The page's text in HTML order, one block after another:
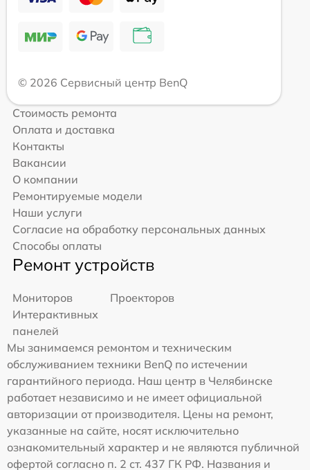
© 2026 Сервисный центр BenQ
Стоимость ремонта
Оплата и доставка
Контакты
Вакансии
О компании
Ремонтируемые модели
Наши услуги
Согласие на обработку персональных данных
Способы оплаты
Ремонт устройств
Мониторов
Проекторов
Интерактивных
панелей
Мы занимаемся ремонтом и техническим
обслуживанием техники BenQ по истечении
гарантийного периода. Наш центр в Челябинске
работает независимо и не имеет официальной
авторизации от производителя. Цены на ремонт,
указанные на сайте, носят исключительно
ознакомительный характер и не являются публичной
офертой согласно п. 2 ст. 437 ГК РФ. Названия и